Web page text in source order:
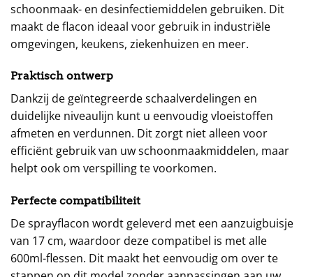
schoonmaak- en desinfectiemiddelen gebruiken. Dit
maakt de flacon ideaal voor gebruik in industriële
omgevingen, keukens, ziekenhuizen en meer.
Praktisch ontwerp
Dankzij de geïntegreerde schaalverdelingen en
duidelijke niveaulijn kunt u eenvoudig vloeistoffen
afmeten en verdunnen. Dit zorgt niet alleen voor
efficiënt gebruik van uw schoonmaakmiddelen, maar
helpt ook om verspilling te voorkomen.
Perfecte compatibiliteit
De sprayflacon wordt geleverd met een aanzuigbuisje
van 17 cm, waardoor deze compatibel is met alle
600ml-flessen. Dit maakt het eenvoudig om over te